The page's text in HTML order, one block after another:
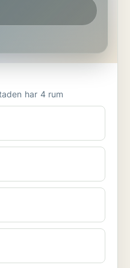
att hyra i Flen Bostaden har 4 rum